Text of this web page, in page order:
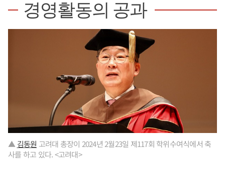
경영활동의 공과
▲ 김동원 고려대 총장이 2024년 2월23일 제117회 학위수여식에서 축
사를 하고 있다. <고려대>